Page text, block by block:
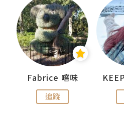
Fabrice 嚐味
追蹤